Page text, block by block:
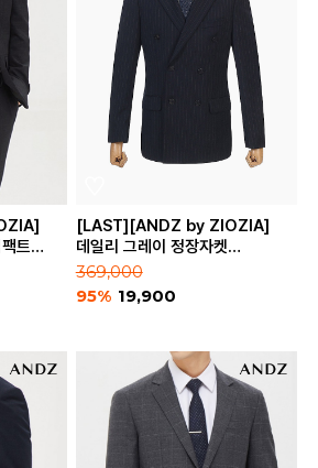
트
[LAST][ANDZ by ZIOZIA]
데일리 그레이 정장자켓
(BZA4SB1202)
369,000
95% 19,900